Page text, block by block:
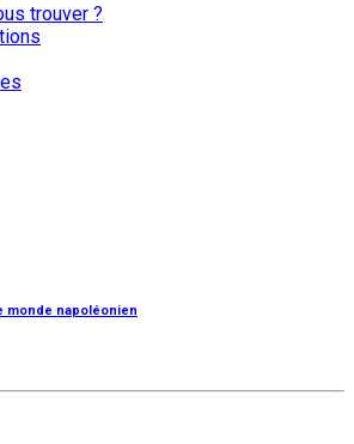
trouver ?
monde napoléonien